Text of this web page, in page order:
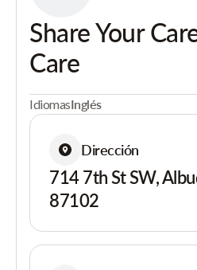
Share Your
Care
IdiomasInglés
Dirección
714 7th St SW,
87102